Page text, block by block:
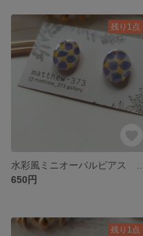
残り1点
650円
残り1点